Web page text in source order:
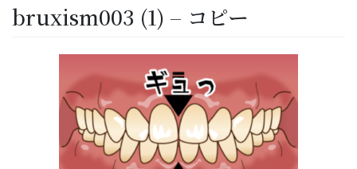
bruxism003 (1) – コピー